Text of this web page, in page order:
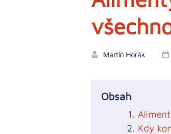
Martin Horák
Obsah
Kdy